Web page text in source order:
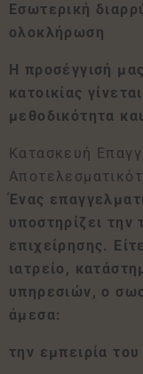
Εσωτερική
ολοκλήρωση
Η προσέγγισή
κατοικίας
μεθοδικότητα
Κατασκευή
Ένας
υποστηρίζει την
επιχείρησης.
ιατρείο,
υπηρεσιών, ο
άμεσα:
την εμπειρία